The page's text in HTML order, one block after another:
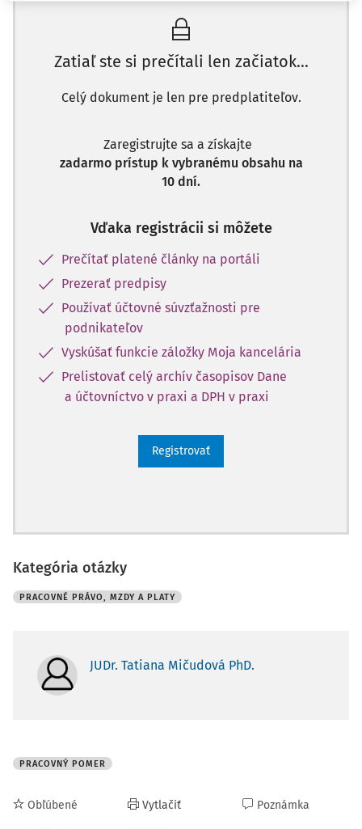
Zatiaľ ste si prečítali len začiatok...
Celý dokument je len pre predplatiteľov.
Zaregistrujte sa a získajte
zadarmo prístup k vybranému obsahu na
10 dní.
Vďaka registrácii si môžete
Prečítať platené články na portáli
Prezerať predpisy
Používať účtovné súvzťažnosti pre
podnikateľov
Vyskúšať funkcie záložky Moja kancelária
Prelistovať celý archív časopisov Dane
a účtovníctvo v praxi a DPH v praxi
Registrovať
Kategória otázky
PRACOVNÉ PRÁVO, MZDY A PLATY
JUDr. Tatiana Mičudová PhD.
PRACOVNÝ POMER
Obľúbené Vytlačiť Poznámka